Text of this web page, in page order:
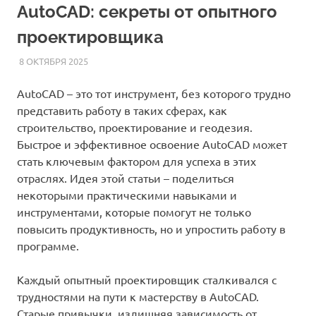
AutoCAD: секреты от опытного
проектировщика
8 ОКТЯБРЯ 2025AUTOCAD_RASS
СТАТЬИ
AutoCAD – это тот инструмент, без которого трудно
представить работу в таких сферах, как
строительство, проектирование и геодезия.
Быстрое и эффективное освоение AutoCAD может
стать ключевым фактором для успеха в этих
отраслях. Идея этой статьи – поделиться
некоторыми практическими навыками и
инструментами, которые помогут не только
повысить продуктивность, но и упростить работу в
программе.
Каждый опытный проектировщик сталкивался с
трудностями на пути к мастерству в AutoCAD.